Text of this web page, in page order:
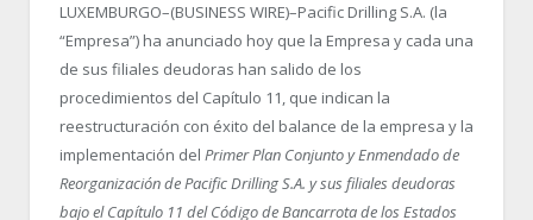
LUXEMBURGO–(BUSINESS WIRE)–Pacific Drilling S.A. (la
“Empresa”) ha anunciado hoy que la Empresa y cada una
de sus filiales deudoras han salido de los
procedimientos del Capítulo 11, que indican la
reestructuración con éxito del balance de la empresa y la
implementación del Primer Plan Conjunto y Enmendado de
Reorganización de Pacific Drilling S.A. y sus filiales deudoras
bajo el Capítulo 11 del Código de Bancarrota de los Estados